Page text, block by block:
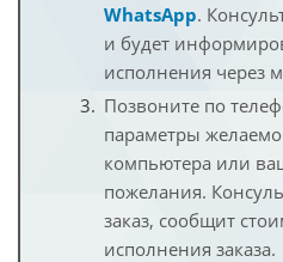
WhatsApp.
и будет
исполнения через
Позвоните по
параметры
компьютера или
пожелания.
заказ, сообщит
исполнения заказа.